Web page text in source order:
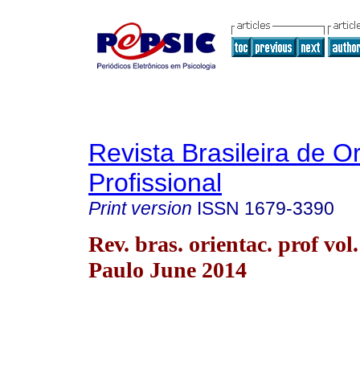
Revista Brasileira de
Profissional
Print version ISSN 1679-3390
Rev. bras. orientac. prof
Paulo June 2014